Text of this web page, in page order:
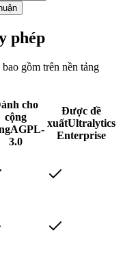
phép
gồm trên nền tảng
cho
cộng
AGPL-
3.0
Được đề
xuấtUltralytics
Enterprise